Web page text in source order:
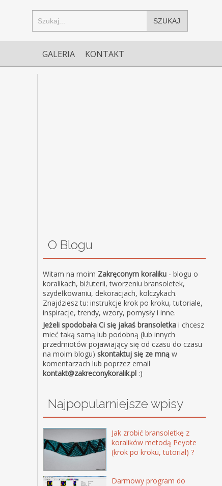
SZUKAJ
GALERIA KONTAKT
O Blogu
Witam na moim Zakręconym koraliku - blogu o
koralikach, biżuterii, tworzeniu bransoletek,
szydełkowaniu, dekoracjach, kolczykach.
Znajdziesz tu: instrukcje krok po kroku, tutoriale,
inspiracje, trendy, wzory, pomysły i inne.
Jeżeli spodobała Ci się jakaś bransoletka i chcesz
mieć taką samą lub podobną (lub innych
przedmiotów pojawiający się od czasu do czasu
na moim blogu)skontaktuj się ze mną w
komentarzach lub poprzez email
kontakt@zakreconykoralik.pl :)
Najpopularniejsze wpisy
Jak zrobić bransoletkę z
koralików metodą Peyote
(krok po kroku, tutorial) ?
Darmowy program do